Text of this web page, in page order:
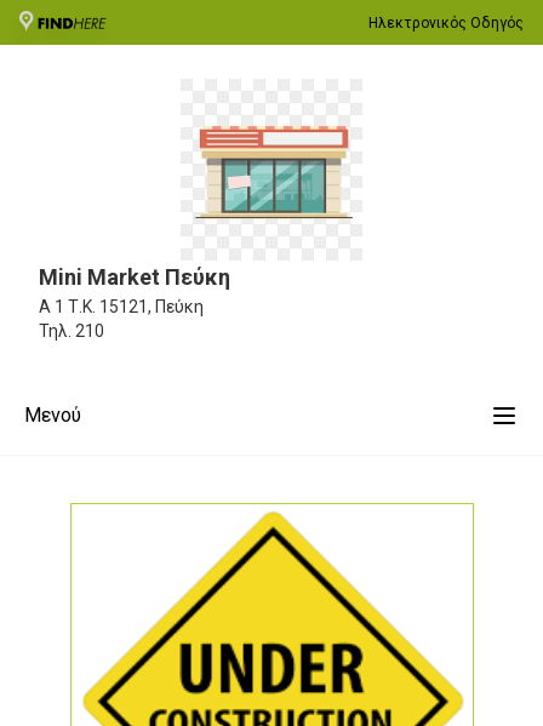
Ηλεκτρονικός Οδηγός
Mini Market Πεύκη
Α 1 Τ.Κ. 15121, Πεύκη
Τηλ. 210
Μενού